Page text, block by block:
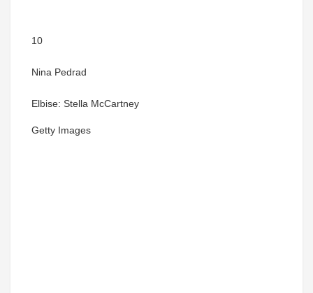
10
Nina Pedrad
Elbise: Stella McCartney
Getty Images